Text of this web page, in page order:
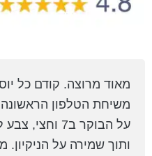
מאוד מרוצה. קודם כל
משיחת הטלפון
על הבוקר ב7
ותוך שמירה על הניקיון.